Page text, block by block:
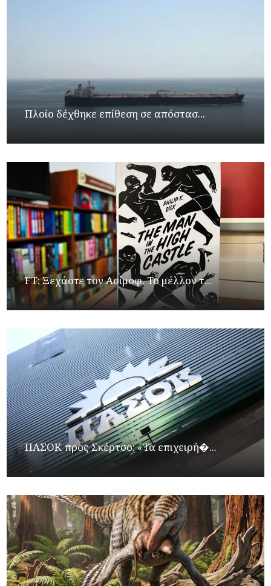
Πλοίο δέχθηκε επίθεση σε απόστασ...
FT: Ξεχάστε τον Ασίμοφ. Το μέλλον τ...
ΠΑΣΟΚ προς Σκέρτσο: «Τα επιχειρή�...